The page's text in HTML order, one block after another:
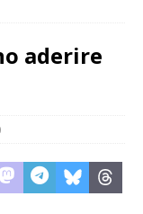
aderire